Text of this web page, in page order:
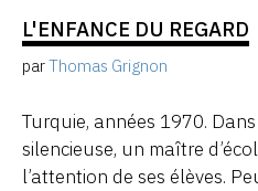
L'ENFANCE DU REGARD
parThomas Grignon
Turquie, années 1970.
silencieuse, un maître
l’attention de ses élèves.